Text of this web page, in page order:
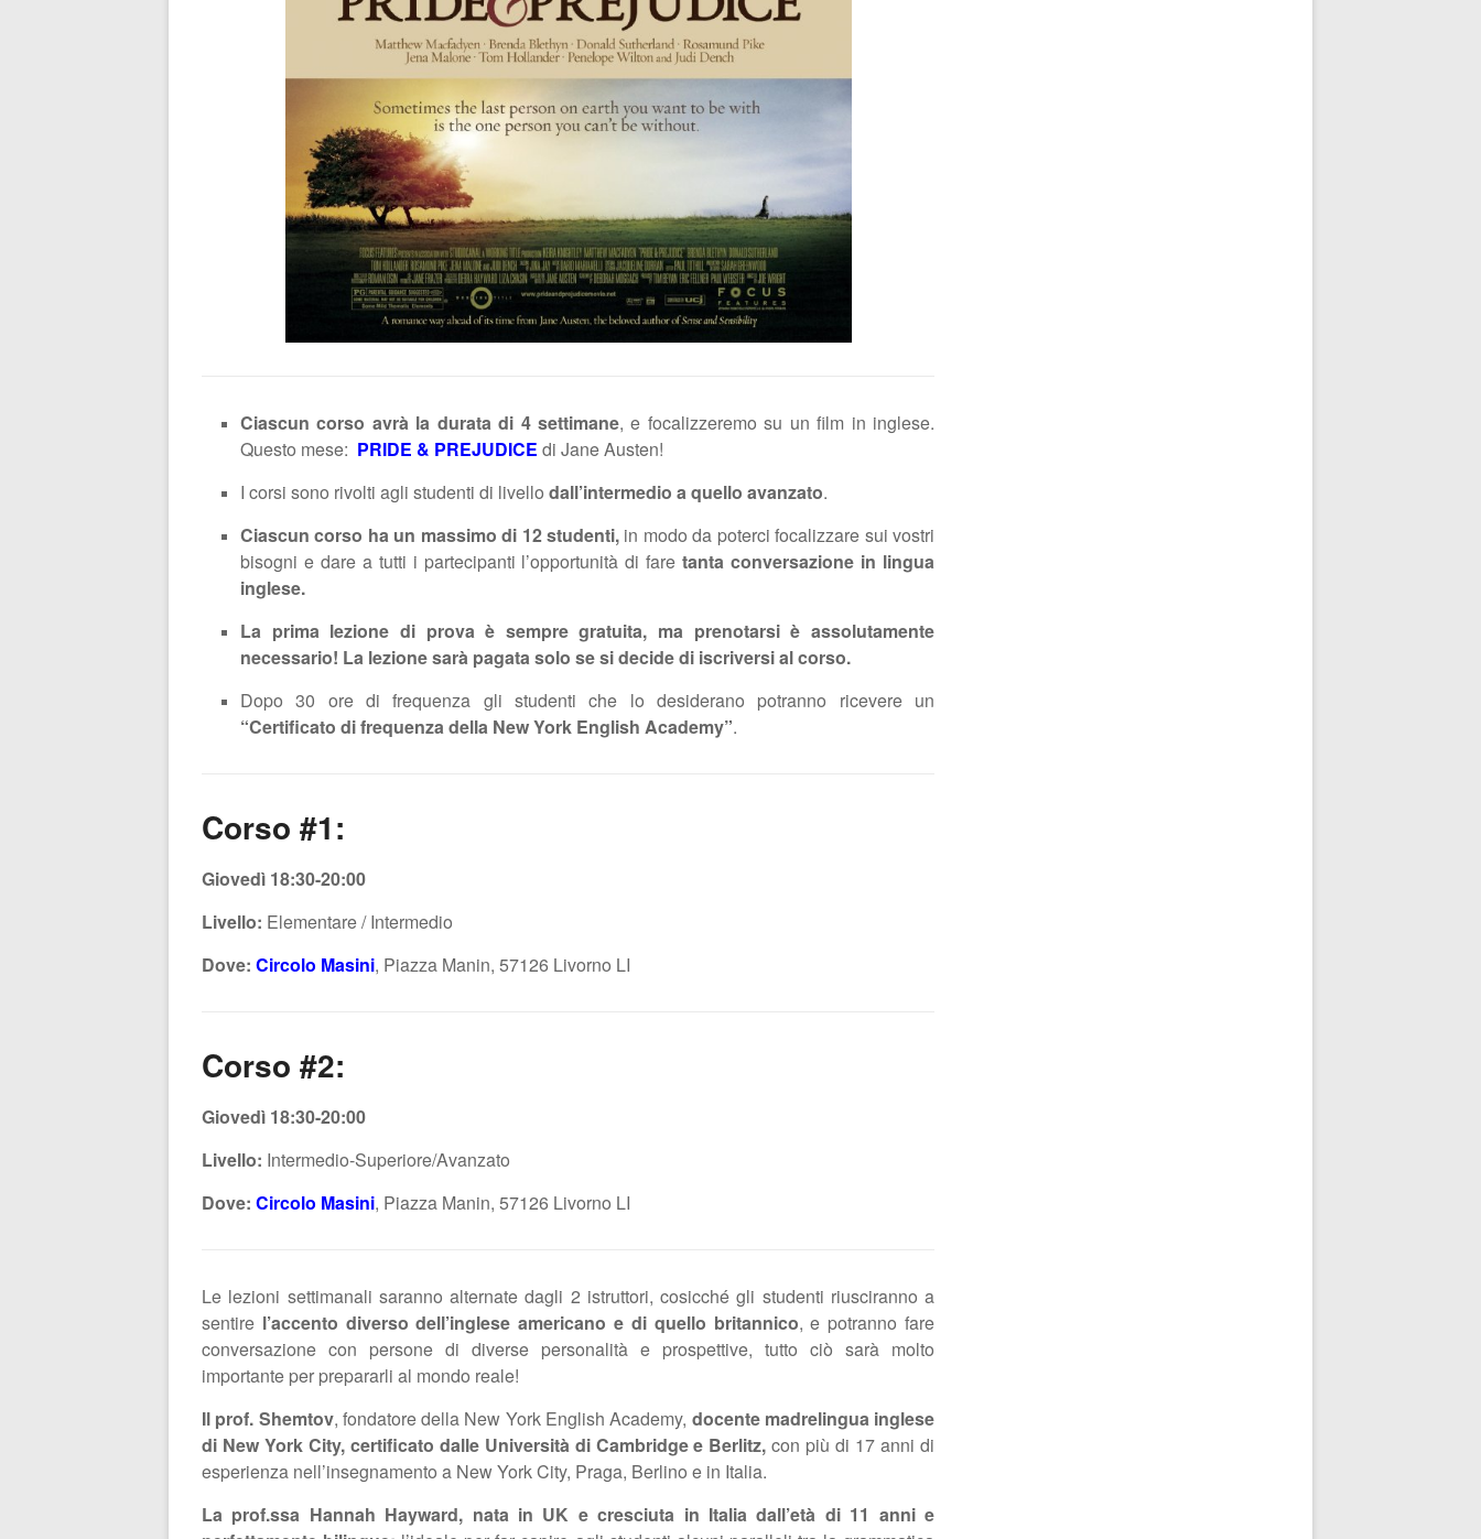
Ciascun corso avrà la durata di 4 settimane, e focalizzeremo su un film in inglese.
Questo mese: PRIDE & PREJUDICE di Jane Austen!
I corsi sono rivolti agli studenti di livello dall’intermedio a quello avanzato.
Ciascun corso ha un massimo di 12 studenti, in modo da poterci focalizzare sui vostri
bisogni e dare a tutti i partecipanti l’opportunità di faretanta conversazione in lingua
inglese.
La prima lezione di prova è sempre gratuita, ma prenotarsi è assolutamente
necessario! La lezionesarà pagata solo se si decidedi iscriversi al corso.
Dopo 30 ore di frequenza gli studenti che lo desiderano potranno ricevere un
“Certificato di frequenza della New York English Academy”.
Corso #1:
Giovedì 18:30-20:00
Livello: Elementare / Intermedio
Dove: Circolo Masini, Piazza Manin, 57126 Livorno LI
Corso #2:
Giovedì 18:30-20:00
Livello: Intermedio-Superiore/Avanzato
Dove: Circolo Masini, Piazza Manin, 57126 Livorno LI
Le lezioni settimanali saranno alternate dagli 2 istruttori, cosicché gli studenti riusciranno a
sentire l’accento diverso dell’inglese americano e di quello britannico, e potranno fare
conversazione con persone di diverse personalità e prospettive, tutto ciò sarà molto
importante per prepararli al mondo reale!
Il prof. Shemtov, fondatore della New York English Academy, docente madrelingua inglese
di New York City, certificato dalle Università di Cambridge e Berlitz, con più di 17 anni di
esperienza nell’insegnamento a New York City, Praga, Berlino e in Italia.
La prof.ssa Hannah Hayward, nata in UK e cresciuta in Italia dall’età di 11 anni e